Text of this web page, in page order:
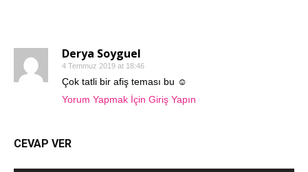
Derya Soyguel
4 Temmuz 2019 at 18:46
Çok tatli bir afiş teması bu ☺️
Yorum Yapmak İçin Giriş Yapın
CEVAP VER